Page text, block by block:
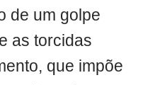
de um golpe
as torcidas
que impõe